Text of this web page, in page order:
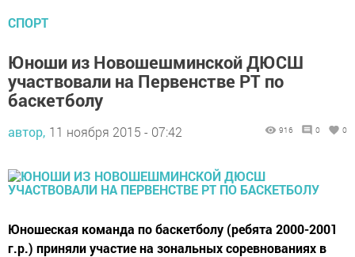
СПОРТ
Юноши из Новошешминской ДЮСШ
участвовали на Первенстве РТ по
баскетболу
автор, 11 ноября 2015 - 07:42 916 0 0
Юношеская команда по баскетболу (ребята 2000-2001
г.р.) приняли участие на зональных соревнованиях в